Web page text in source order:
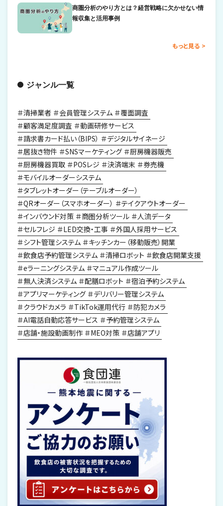
商圏分析のやり方とは？経営戦略に欠かせない情
報収集と活用事例
もっと見る
ジャンル一覧
清掃業者 会員管理システム
覆面調査
顧客満足度調査
動画研修サービス
請求書カード払い（BIPS）
デジタルサイネージ
居抜き物件
SNSマーケティング
厨房機器販売
厨房機器買取
POSレジ 決済端末
券売機
モバイルオーダーシステム
タブレットオーダー（テーブルオーダー）
QRオーダー（スマホオーダー）
テイクアウトオーダー
インバウンド対策
商圏分析ツール
人流データ
セルフレジ
LED交換・工事
外国人採用サービス
シフト管理システム
キッチンカー（移動販売）開業
飲食店予約管理システム
清掃ロボット
飲食店開業支援
eラーニングシステム
マニュアル作成ツール
無人決済システム
配膳ロボット
宿泊予約システム
アプリマーケティング
デリバリー管理システム
クラウドカメラ
TikTok運用代行
防犯カメラ
AI電話自動応答サービス
予約管理システム
店舗・施設動画制作
MEO対策 店舗アプリ